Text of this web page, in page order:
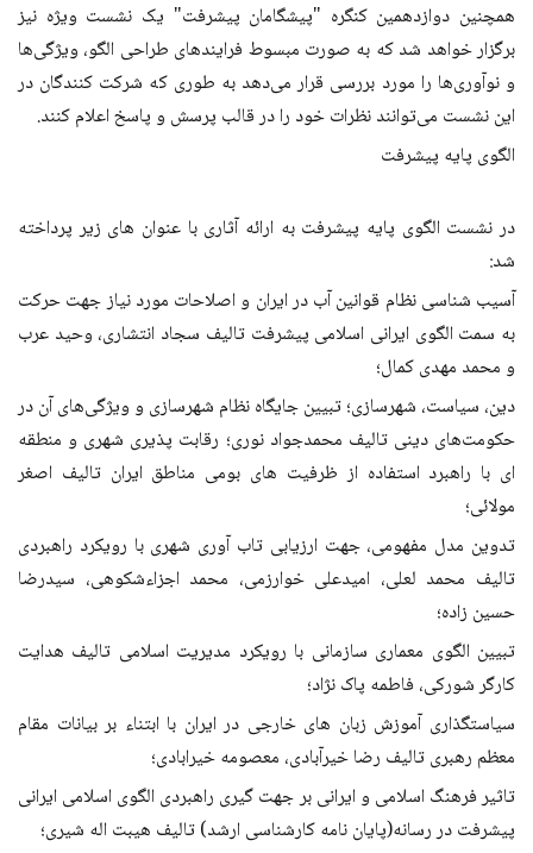
همچنین دوازدهمین کنگره "پیشگامان پیشرفت" یک نشست ویژه‌ نیز
برگزار خواهد شد که به صورت مبسوط فرایندهای طراحی الگو، ویژگی‌ها
و نوآوری‌ها را مورد بررسی قرار می‌دهد به طوری که شرکت کنندگان در
این نشست می‌توانند نظرات خود را در قالب پرسش و پاسخ اعلام کنند.
الگوی پایه پیشرفت
در نشست الگوی پایه پیشرفت به ارائه آثاری با عنوان های زیر پرداخته
شد:
آسیب شناسی نظام قوانین آب در ایران و اصلاحات مورد نیاز جهت حرکت
به سمت الگوی ایرانی اسلامی پیشرفت تالیف سجاد انتشاری، وحید عرب
و محمد مهدی کمال؛
دین، سیاست، شهرسازی؛ تبیین جایگاه نظام شهرسازی و ویژگی‌های آن در
حکومت‌های دینی تالیف محمدجواد نوری؛ رقابت پذیری شهری و منطقه
ای با راهبرد استفاده از ظرفیت های بومی مناطق ایران تالیف اصغر
مولائی؛
تدوین مدل مفهومی، جهت ارزیابی تاب آوری شهری با رویکرد راهبردی
تالیف محمد لعلی، امیدعلی خوارزمی، محمد اجزاءشکوهی، سیدرضا
حسین زاده؛
تبیین الگوی معماری سازمانی با رویکرد مدیریت اسلامی تالیف هدایت
کارگر شورکی، فاطمه پاک نژاد؛
سیاستگذاری آموزش زبان های خارجی در ایران با ابتناء بر بیانات مقام
معظم رهبری تالیف رضا خیرآبادی، معصومه خیرابادی؛
تاثیر فرهنگ اسلامی و ایرانی بر جهت گیری راهبردی الگوی اسلامی ایرانی
پیشرفت در رسانه(پایان نامه کارشناسی ارشد) تالیف هیبت اله شیری؛